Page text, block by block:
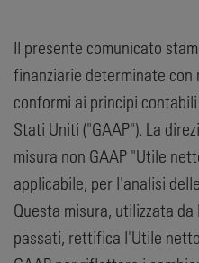
Il presente comunicato
finanziarie determinate con
conformi ai principi
Stati Uniti ("GAAP"). La
misura non GAAP "Utile
applicabile, per l'analisi
Questa misura, utilizzata
passati, rettifica l'Utile